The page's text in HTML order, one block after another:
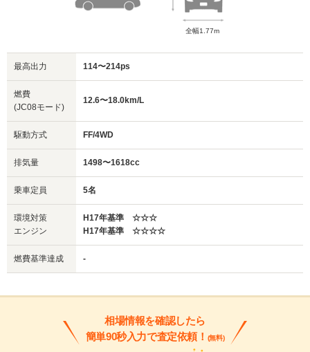
全幅1.77m
最高出力 114〜214ps
燃費
(JC08モード)
12.6〜18.0km/L
駆動方式 FF/4WD
排気量 1498〜1618cc
乗車定員 5名
環境対策
エンジン
H17年基準 ☆☆☆
H17年基準 ☆☆☆☆
燃費基準達成 -
相場情報を確認したら
簡単90秒入力で査定依頼！ (無料)